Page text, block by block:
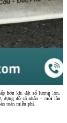
hơn khi đặt số lượng lớn.
đựng đồ cá nhân – mỗi lần
toàn miễn phí.